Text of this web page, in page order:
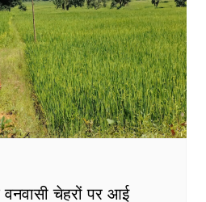
चेहरों पर आई